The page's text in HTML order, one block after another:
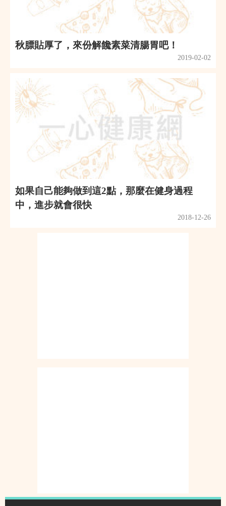
秋膘貼厚了，來份解饞素菜清腸胃吧！
2019-02-02
如果自己能夠做到這2點，那麼在健身過程
中，進步就會很快
2018-12-26